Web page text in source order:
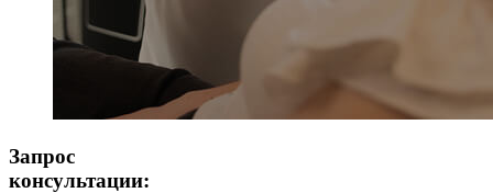
Запрос
консультации: